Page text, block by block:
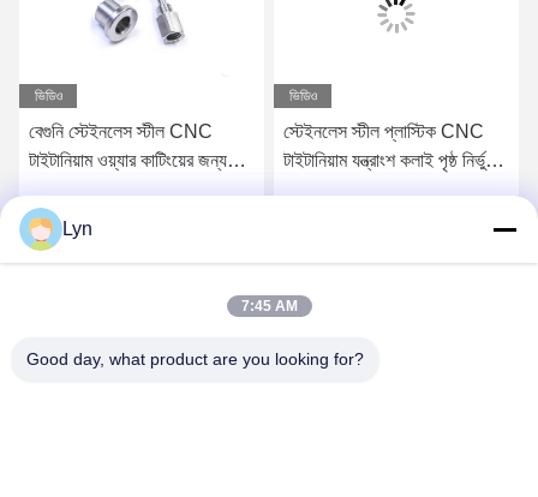
ভিডিও
বেগুনি স্টেইনলেস স্টীল CNC
টাইটানিয়াম ওয়্যার কাটিংয়ের জন্য
ভিডিও
স্টেইনলেস স্টীল প্লাস্টিক CNC
টাইটানিয়াম যন্ত্রাংশ কলাই পৃষ্ঠ নির্ভুলতা
Lyn
7:45 AM
Good day, what product are you looking for?